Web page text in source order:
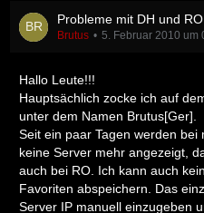
Probleme mit DH und RO
Brutus 5. Februar 2010 um
Hallo Leute!!!
Hauptsächlich zocke ich auf
unter dem Namen Brutus[Ger].
Seit ein paar Tagen werden
keine Server mehr angezeigt,
auch bei RO. Ich kann auch
Favoriten abspeichern. Das
Server IP manuell einzugeben